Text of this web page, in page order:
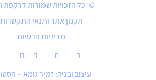
© כל הזכויות שמורות לרקפת
תקנון אתר ותנאי התקשרות
מדיניות פרטיות
עיצוב ובניה: זמיר גומא –